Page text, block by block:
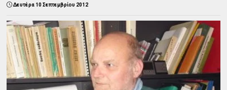
Δευτέρα 10 Σεπτεμβρίου 2012